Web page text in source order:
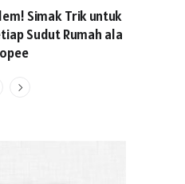
Simak Trik untuk
Sudut Rumah ala